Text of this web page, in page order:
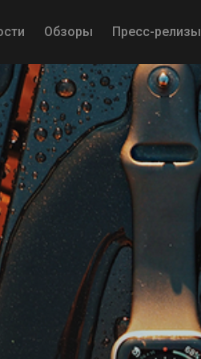
Обзоры Пресс-релизы